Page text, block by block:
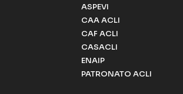
ASPEVI
CAA ACLI
CAF ACLI
CASACLI
ENAIP
PATRONATO ACLI